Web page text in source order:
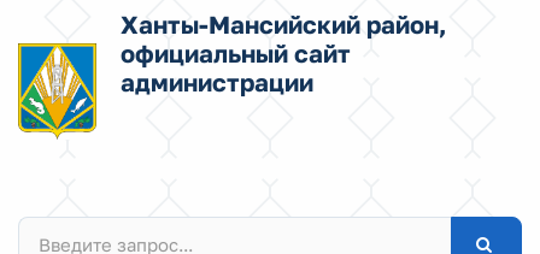
Ханты-Мансийский район,
официальный сайт
администрации